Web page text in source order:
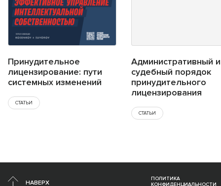
Принудительное
лицензирование: пути
системных изменений
СТАТЬИ
Административный и
судебный порядок
принудительного
лицензирования
СТАТЬИ
НАВЕРХ
ПОЛИТИКА
КОНФИДЕНЦИАЛЬНОСТИ